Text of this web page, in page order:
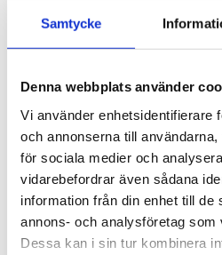
Samtycke
Denna webbplats använder
Vi använder enhetsidentifierare
och annonserna till
för sociala medier och
vidarebefordrar även sådana
information från din enhet till de
annons- och analysföretag som
Dessa kan i sin tur kombinera
Vardag
Blygsam
att vänta nästa